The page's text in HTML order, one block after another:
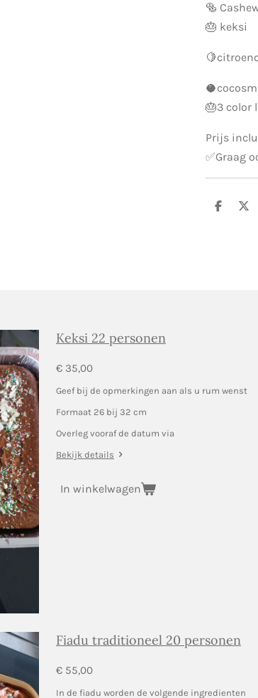
🥯
🎂 keksi
🎂3 color
Prijs
✅️Graag
D
D
Keksi 22 personen
€ 35,00
Geef bij de opmerkingen aan als u rum wenst
Formaat 26 bij 32 cm
Overleg vooraf de datum via
Bekijk details
In winkelwagen
Fiadu traditioneel 20 personen
€ 55,00
In de fiadu worden de volgende ingredienten